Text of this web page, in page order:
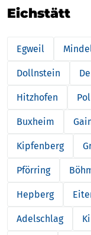
Eichstätt
Egweil
Dollnstein
Hitzhofen
Buxheim
Kipfenberg
Pförring
Hepberg
Adelschlag